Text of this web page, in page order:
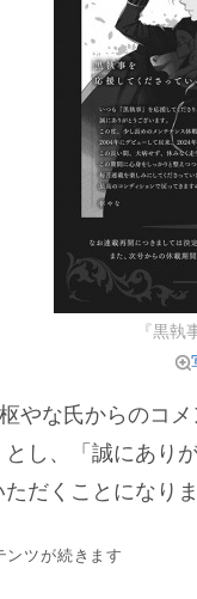
『黒執
やな氏からのコ
し、「誠にあり
だくことになり
ンツが続きます